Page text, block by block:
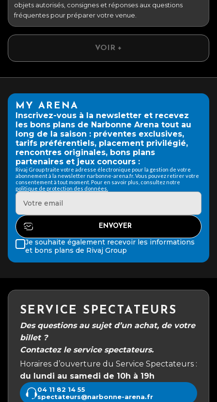
objets autorisés, consignes et réponses aux questions
fréquentes pour préparer votre venue.
VOIR +
MY ARENA
Inscrivez-vous à la newsletter et recevez
les bons plans de Narbonne Arena tout au
long de la saison : préventes exclusives,
tarifs préférentiels, placement privilégié,
rencontres originales, bons plans
partenaires et jeux concours :
Rivaj Group traite votre adresse électronique pour la gestion de votre
abonnement à la newsletter narbonne-arena.fr. Vous pouvez retirer votre
consentement à tout moment. Pour en savoir plus, consultez notre
politique de protection des données.
Je souhaite également recevoir les informations
et bons plans de Rivaj Group
SERVICE SPECTATEURS
Des questions au sujet d’un achat, de votre
billet ?
Contactez le service spectateurs.
Horaires d’ouverture du Service Spectateurs :
du lundi au samedi de 10h à 19h
04 11 82 14 55
spectateurs@narbonne-arena.fr